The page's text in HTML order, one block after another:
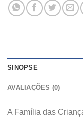
SINOPSE
AVALIAÇÕES (0)
A Família das